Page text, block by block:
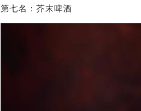
第七名：芥末啤酒